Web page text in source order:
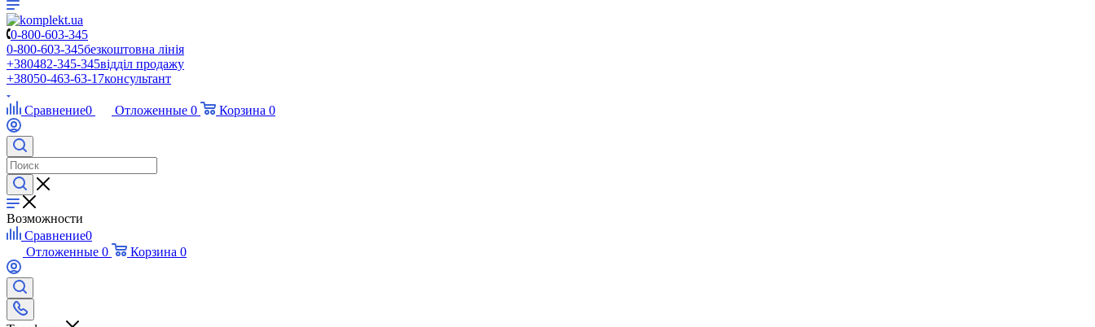
0-800-603-345
0-800-603-345безкоштовна лінія
+380482-345-345відділ продажу
+38050-463-63-17консультант
Сравнение0 Отложенные 0 Корзина 0
Возможности
Сравнение0
Отложенные 0 Корзина 0